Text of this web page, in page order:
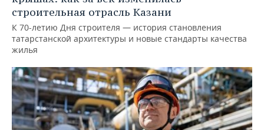
строительная отрасль Казани
К 70-летию Дня строителя — история становления
татарстанской архитектуры и новые стандарты качества
жилья